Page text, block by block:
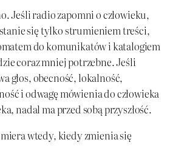
Jeśli radio zapomni o człowieku,
się tylko strumieniem treści,
do komunikatów i katalogiem
coraz mniej potrzebne. Jeśli
głos, obecność, lokalność,
i odwagę mówienia do człowieka
nadal ma przed sobą przyszłość.
wtedy, kiedy zmienia się